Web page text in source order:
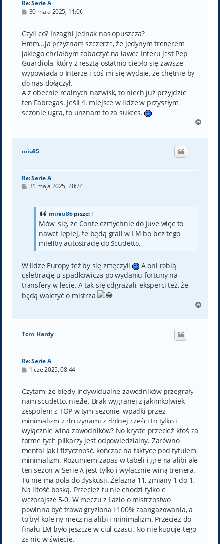
Re: Serie A
P
t
30 maja 2025, 11:06
Czyli co? Inzaghi jednak nas opuszcza?
Hmm...ja przyznam szczerze, że jedynym trenerem
jakiego chciałbym zobaczyć na ławce Interu jest Pep
Guardiola, który z resztą ostatnio ciepło się zawsze
wypowiada o Interze i coś mi się wydaje, że chętnie by
do nas dołączył.
A z obecnie realnych nazwisk, to niech już przyjdzie
ten Fabregas. Jeśli 4. miejsce w lidze w przyszłym
sezonie ugra, to unznam to za sukces.
g
mio85
Re: Serie A
P31 maja 2025, 20:24
miniu86pisze: ↑
Mówi się, że Conte czmychnie do Juve więc to
nawet lepiej, że będą grali w LM bo bez tego
mieliby autostradę do Scudetto.
W lidze Europy też by się zmęczyli
A oni robią
celebrację u spadkowicza po wydaniu fortuny na
transfery w lecie. A tak się odgrażali, eksperci też, że
będą walczyć o mistrza
g
Tom_Hardy
Re: Serie A
P
t
1 cze 2025, 08:44
Czytam, że błędy indywidualne zawodników przegrały
nam scudetto, nieźle. Brak wygranej z jakimkolwiek
zespolem z TOP w tym sezonie, wpadki przez
minimalizm z druzynami z dolnej cześci to tylko i
wyłącznie wina zawodników? No kryste przecież ktoś za
forme tych pilkarzy jest odpowiedzialny. Zarówno
mental jak i fizyczność, kończąc na taktyce pod tytułem
minimalizm. Rozumiem zapas w tabeli i gre na alibi ale
ten sezon w Serie A jest tylko i wyłącznie winą trenera.
Tu nie ma pola do dyskusji. Żelazna 11, zmiany 1 do 1.
Na litość boską. Przecież tu nie chodzi tylko o
wczorajsze 5-0. W meczu z Lazio o mistrzostwo
powinna być trawa gryziona i 100% zaangazowania, a
to był kolejny mecz na alibi i minimalizm. Przeciez do
finału LM było jeszcze w ciul czasu. No nie kupuje tego
za nic w świecie.